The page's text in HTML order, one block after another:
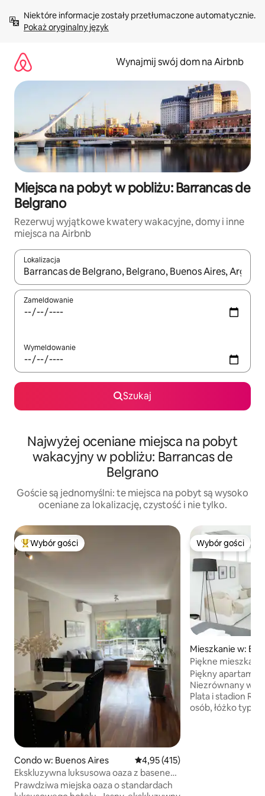
treści Pokaż oryginalny język
Wynajmij swój dom na Airbnb
Miejsca na pobyt w pobliżu: Barrancas de
Belgrano
Rezerwuj wyjątkowe kwatery wakacyjne, domy i inne
miejsca na Airbnb
Lokalizacja
Gdy wyniki będą dostępne, możesz poruszać się po nich za
Zameldowanie
Wymeldowanie
Szukaj
Najwyżej oceniane miejsca na pobyt
wakacyjny w pobliżu: Barrancas de
Belgrano
Goście są jednomyślni: te miejsca na pobyt są wysoko
oceniane za lokalizację, czystość i nie tylko.
Najpopularniejsze z kategorii Wybór gości
Wybór gości
Condo w: Buenos Aires Średnia ocena: 4,95 na 5, liczba
4,95 (415)
Ekskluzywna luksusowa oaza z basenem
w Belgrano
Prawdziwa miejska oaza o standardach
Wybór gości
Wybór gości
Mieszkanie w:
Piękne
widokiem
Piękny
Niezrównany
Plata i stadion River Plate.
osób, łóżko typu